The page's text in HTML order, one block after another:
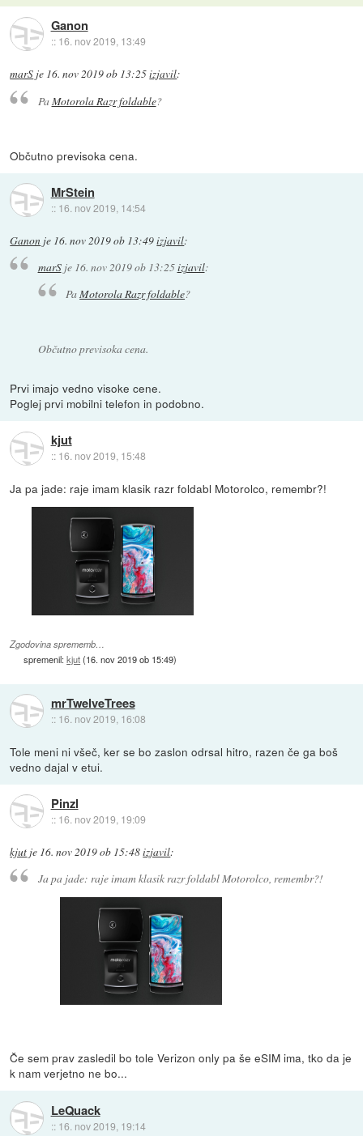
Ganon
:: 16. nov 2019, 13:49
marS je 16. nov 2019 ob 13:25izjavil:
Pa Motorola Razr foldable?
Občutno previsoka cena.
MrStein
:: 16. nov 2019, 14:54
Ganon je 16. nov 2019 ob 13:49izjavil:
marSje 16. nov 2019 ob 13:25izjavil:
PaMotorola Razr foldable?
Občutno previsoka cena.
Prvi imajo vedno visoke cene.
Poglej prvi mobilni telefon in podobno.
kjut
:: 16. nov 2019, 15:48
Ja pa jade: raje imam klasik razr foldabl Motorolco, remembr?!
Zgodovina sprememb…
spremenil:kjut(16. nov 2019 ob 15:49)
mrTwelveTrees
:: 16. nov 2019, 16:08
Tole meni ni všeč, ker se bo zaslon odrsal hitro, razen če ga boš
vedno dajal v etui.
Pinzl
:: 16. nov 2019, 19:09
kjut je 16. nov 2019 ob 15:48izjavil:
Ja pa jade: raje imam klasik razr foldabl Motorolco, remembr?!
Če sem prav zasledil bo tole Verizon only pa še eSIM ima, tko da je
k nam verjetno ne bo...
LeQuack
:: 16. nov 2019, 19:14